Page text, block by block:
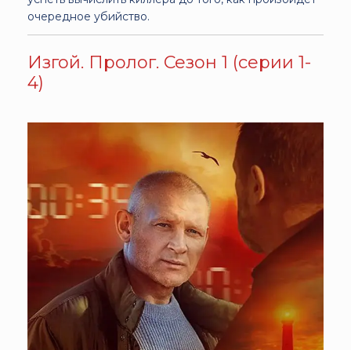
очередное убийство.
Изгой. Пролог. Сезон 1 (серии 1-
4)